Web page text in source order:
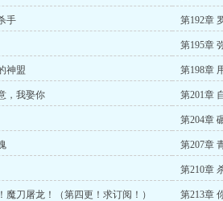
手 第192章
第195章
神盟 第198章
，我娶你 第201章
第204章
第207章
第210章
魔刀屠龙！（第四更！求订阅！） 第213章